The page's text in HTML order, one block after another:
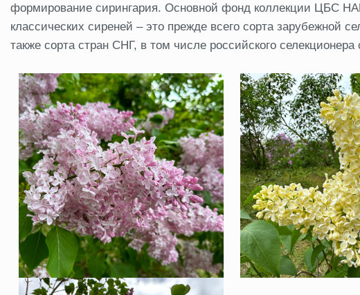
формирование сирингария. Основной фонд коллекции ЦБС
классических сиреней – это прежде всего сорта зарубежной
также сорта стран СНГ, в том числе российского